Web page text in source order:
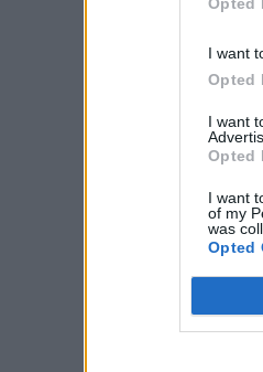
I want
Opted
I want
Opted
I want
of my
was
Opted